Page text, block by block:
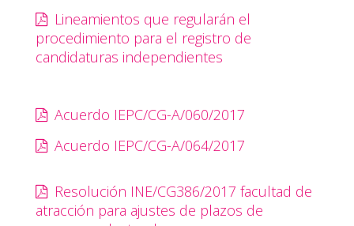
RESOLUCIÓN SOBRE
PROCEDENCIA DE
MANIFESTACIÓN DE INTENCIÓN
DE LOS ASPIRANTES A
CANDIDATURAS
RESOLUCIÓN SOBRE
DE LOS ASPIRANTES A
PERIODO PARA RECABAR
APOYO CIUDADANO
ARTÍCULO NOVENO
Lineamientos que regularán el
procedimiento para el registro de
candidaturas independientes
Acuerdo IEPC/CG-A/060/2017
Acuerdo IEPC/CG-A/064/2017
Resolución INE/CG386/2017 facultad de
atracción para ajustes de plazos de